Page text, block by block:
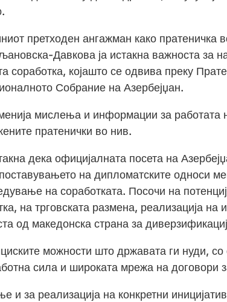
претходен ангажман како пратеничка
Давкова ја истакна важноста за
соработка, којашто се одвива преку
Собрание на Азербејџан.
мислења и информации за работата
пратенички во нив.
дека официјалната посета на
на дипломатските односи
на соработката. Посочи на
на трговската размена, реализација на
од македонска страна за
можности што државата ги нуди, со
сила и широката мрежа на договори
и за реализација на конкретни